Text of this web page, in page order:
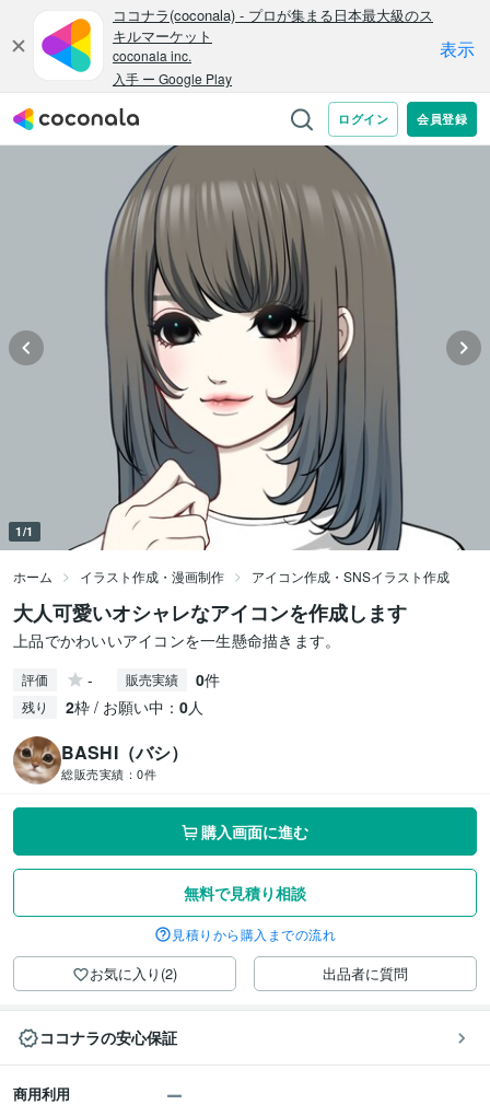
1/1
ホーム イラスト作成・漫画制作 アイコン作成・SNSイラスト作成
大人可愛いオシャレなアイコンを作成します
上品でかわいいアイコンを一生懸命描きます。
評価 - 販売実績 0件
残り 2枠 / お願い中： 0人
BASHI（バシ）
総販売実績： 0件
購入画面に進む
無料で見積り相談
見積りから購入までの流れ
お気に入り(2) 出品者に質問
ココナラの安心保証
商用利用